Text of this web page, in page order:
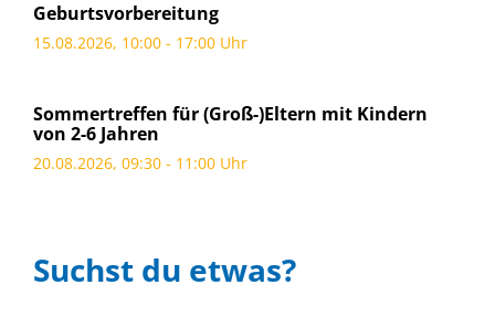
Geburtsvorbereitung
15.08.2026, 10:00 - 17:00 Uhr
Sommertreffen für (Groß-)Eltern mit Kindern
von 2-6 Jahren
20.08.2026, 09:30 - 11:00 Uhr
Suchst du etwas?